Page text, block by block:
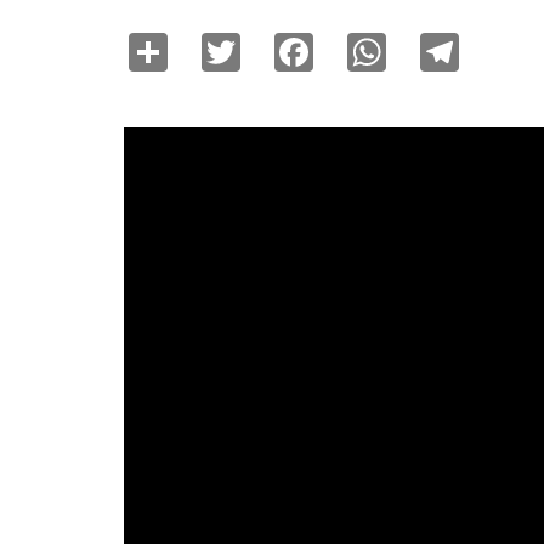
Share TwitterFacebookWhatsApp